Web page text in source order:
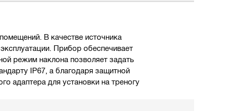
В качестве источника
Прибор обеспечивает
режим наклона позволяет задать
IP67, а благодаря защитной
адаптера для установки на треногу